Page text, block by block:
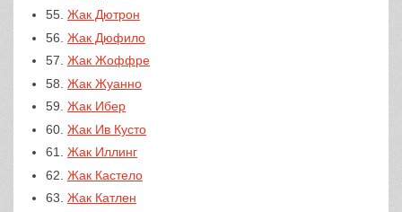
55. Жак Дютрон
56. Жак Дюфило
57. Жак Жоффре
58. Жак Жуанно
59. Жак Ибер
60. Жак Ив Кусто
61. Жак Иллинг
62. Жак Кастело
63. Жак Катлен